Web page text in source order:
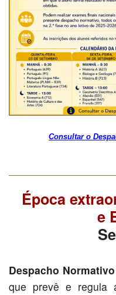
Consultar o
Época
e
Despacho Normativo
que prevê e regula